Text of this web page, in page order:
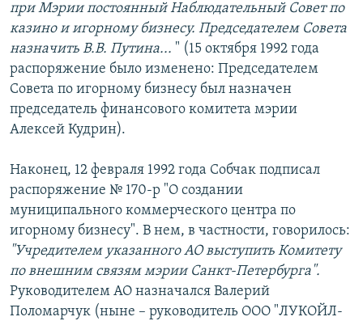
при Мэрии постоянный Наблюдательный Совет по
казино и игорному бизнесу. Председателем Совета
назначить В.В. Путина... " (15 октября 1992 года
распоряжение было изменено: Председателем
Совета по игорному бизнесу был назначен
председатель финансового комитета мэрии
Алексей Кудрин).
Наконец, 12 февраля 1992 года Собчак подписал
распоряжение № 170-р "О создании
муниципального коммерческого центра по
игорному бизнесу". В нем, в частности, говорилось:
"Учредителем указанного АО выступить Комитету
по внешним связям мэрии Санкт-Петербурга".
Руководителем АО назначался Валерий
Поломарчук (ныне – руководитель ООО "ЛУКОЙЛ-